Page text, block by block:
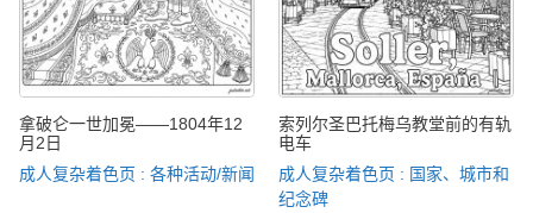
拿破仑一世加冕——1804年12
月2日
成人复杂着色页 : 各种活动/新闻
索列尔圣巴托梅乌教堂前的有轨
电车
成人复杂着色页 : 国家、城市和
纪念碑